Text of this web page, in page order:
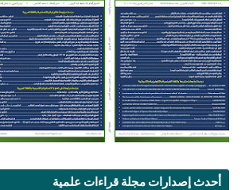
أحدث إصدارات مجلة قراءات علمية